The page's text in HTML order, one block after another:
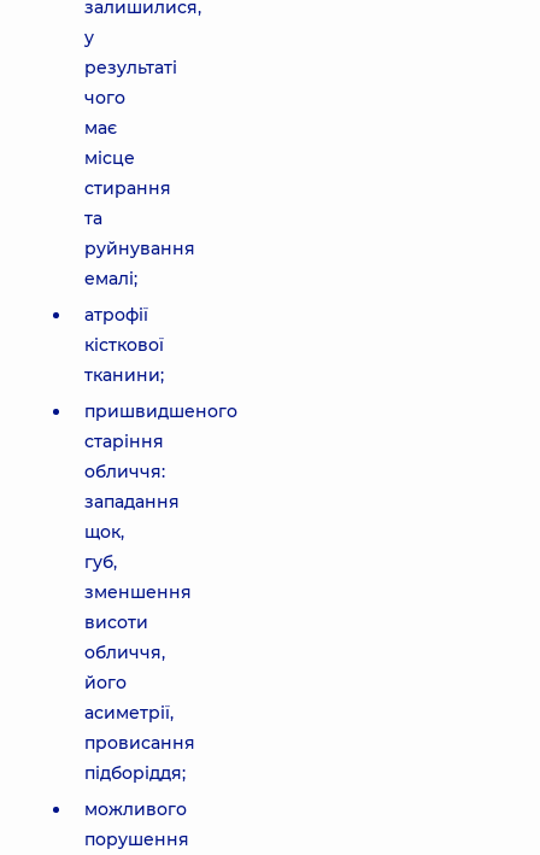
залишилися,
у
результаті
чого
має
місце
стирання
та
руйнування
емалі;
атрофії
кісткової
тканини;
пришвидшеного
старіння
обличчя:
западання
щок,
губ,
зменшення
висоти
обличчя,
його
асиметрії,
провисання
підборіддя;
можливого
порушення